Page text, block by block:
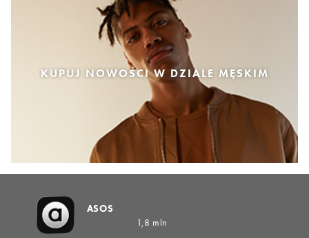
KUPUJ NOWOŚCI W DZIALE MĘSKIM
ASOS
1,8 mln